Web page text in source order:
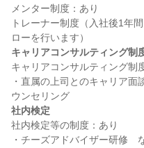
メンター制度：あり
トレーナー制度（入社後1年
キャリアコンサルティング制
キャリアコンサルティング制
・直属の上司とのキャリア
社内検定
社内検定等の制度：あり